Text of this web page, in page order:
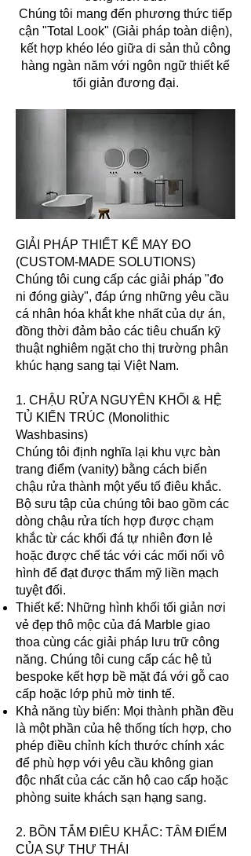
Chúng tôi mang đến phương thức tiếp
cận "Total Look" (Giải pháp toàn diện),
kết hợp khéo léo giữa di sản thủ công
hàng ngàn năm với ngôn ngữ thiết kế
tối giản đương đại.
GIẢI PHÁP THIẾT KẾ MAY ĐO
(CUSTOM-MADE SOLUTIONS)
Chúng tôi cung cấp các giải pháp "đo
ni đóng giày", đáp ứng những yêu cầu
cá nhân hóa khắt khe nhất của dự án,
đồng thời đảm bảo các tiêu chuẩn kỹ
thuật nghiêm ngặt cho thị trường phân
khúc hạng sang tại Việt Nam.
1. CHẬU RỬA NGUYÊN KHỐI & HỆ
TỦ KIẾN TRÚC (Monolithic
Washbasins)
Chúng tôi định nghĩa lại khu vực bàn
trang điểm (vanity) bằng cách biến
chậu rửa thành một yếu tố điêu khắc.
Bộ sưu tập của chúng tôi bao gồm các
dòng chậu rửa tích hợp được chạm
khắc từ các khối đá tự nhiên đơn lẻ
hoặc được chế tác với các mối nối vô
hình để đạt được thẩm mỹ liền mạch
tuyệt đối.
Thiết kế: Những hình khối tối giản nơi
vẻ đẹp thô mộc của đá Marble giao
thoa cùng các giải pháp lưu trữ công
năng. Chúng tôi cung cấp các hệ tủ
bespoke kết hợp bề mặt đá với gỗ cao
cấp hoặc lớp phủ mờ tinh tế.
Khả năng tùy biến: Mọi thành phần đều
là một phần của hệ thống tích hợp, cho
phép điều chỉnh kích thước chính xác
để phù hợp với yêu cầu không gian
độc nhất của các căn hộ cao cấp hoặc
phòng suite khách sạn hạng sang.
2. BỒN TẮM ĐIÊU KHẮC: TÂM ĐIỂM
CỦA SỰ THƯ THÁI